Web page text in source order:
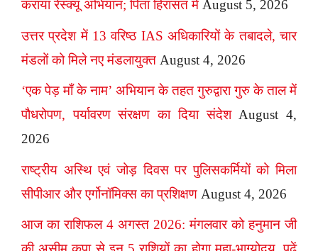
कराया रेस्क्यू अभियान; पिता हिरासत में August 5, 2026
उत्तर प्रदेश में 13 वरिष्ठ IAS अधिकारियों के तबादले, चार
मंडलों को मिले नए मंडलायुक्त August 4, 2026
‘एक पेड़ माँ के नाम’ अभियान के तहत गुरुद्वारा गुरु के ताल में
पौधरोपण, पर्यावरण संरक्षण का दिया संदेश August 4,
2026
राष्ट्रीय अस्थि एवं जोड़ दिवस पर पुलिसकर्मियों को मिला
सीपीआर और एर्गोनॉमिक्स का प्रशिक्षण August 4, 2026
आज का राशिफल 4 अगस्त 2026: मंगलवार को हनुमान जी